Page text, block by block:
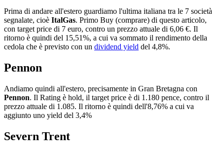
Prima di andare all'estero guardiamo l'ultima italiana tra le 7 società
segnalate, cioè ItalGas. Primo Buy (comprare) di questo articolo,
con target price di 7 euro, contro un prezzo attuale di 6,06 €. Il
ritorno è quindi del 15,51%, a cui va sommato il rendimento della
cedola che è previsto con un dividend yield del 4,8%.
Pennon
Andiamo quindi all'estero, precisamente in Gran Bretagna con
Pennon. Il Rating è hold, il target price è di 1.180 pence, contro il
prezzo attuale di 1.085. Il ritorno è quindi dell'8,76% a cui va
aggiunto uno yield del 3,4%
Severn Trent